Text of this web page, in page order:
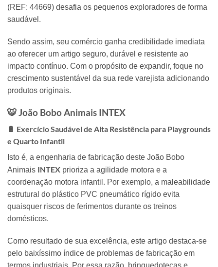
(REF: 44669) desafia os pequenos exploradores de forma
saudável.
Sendo assim, seu comércio ganha credibilidade imediata
ao oferecer um artigo seguro, durável e resistente ao
impacto contínuo. Com o propósito de expandir, foque no
crescimento sustentável da sua rede varejista adicionando
produtos originais.
🐯 João Bobo Animais INTEX
🔋 Exercício Saudável de Alta Resistência para Playgrounds
e Quarto Infantil
Isto é, a engenharia de fabricação deste João Bobo
Animais INTEX prioriza a agilidade motora e a
coordenação motora infantil. Por exemplo, a maleabilidade
estrutural do plástico PVC pneumático rígido evita
quaisquer riscos de ferimentos durante os treinos
domésticos.
Como resultado de sua excelência, este artigo destaca-se
pelo baixíssimo índice de problemas de fabricação em